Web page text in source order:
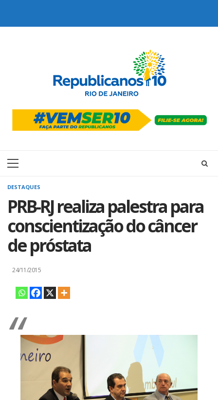
Primary
DESTAQUES
PRB-RJ realiza palestra para
conscientização do câncer
de próstata
24/11/2015